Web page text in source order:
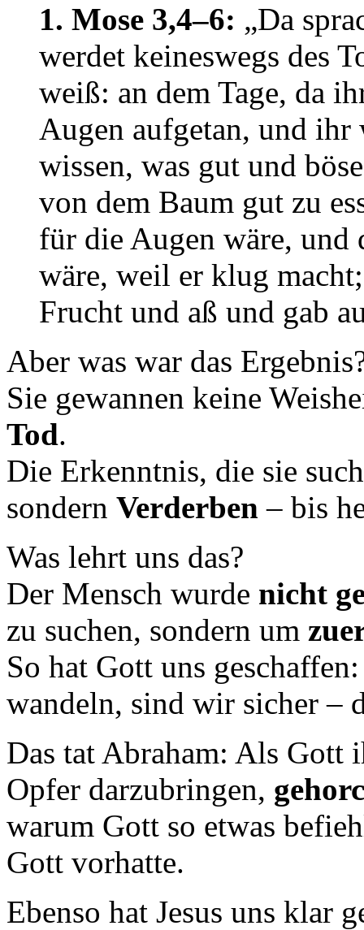
1. Mose 3,4–6: „Da
werdet keineswegs des
weiß: an dem Tage, da
Augen aufgetan, und
wissen, was gut und
von dem Baum gut zu
für die Augen wäre, und
wäre, weil er klug
Frucht und aß und gab
Aber was war das
Sie gewannen keine
Tod.
Die Erkenntnis, die sie
sondern Verderben – bis
Was lehrt uns das?
Der Mensch wurde nicht
zu suchen, sondern um
So hat Gott uns
wandeln, sind wir sicher –
Das tat Abraham: Als Gott
Opfer darzubringen,
warum Gott so etwas
Gott vorhatte.
Ebenso hat Jesus uns klar